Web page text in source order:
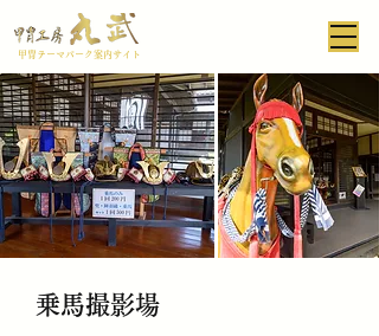
甲冑テーマパーク案内サイト
乗馬撮影場